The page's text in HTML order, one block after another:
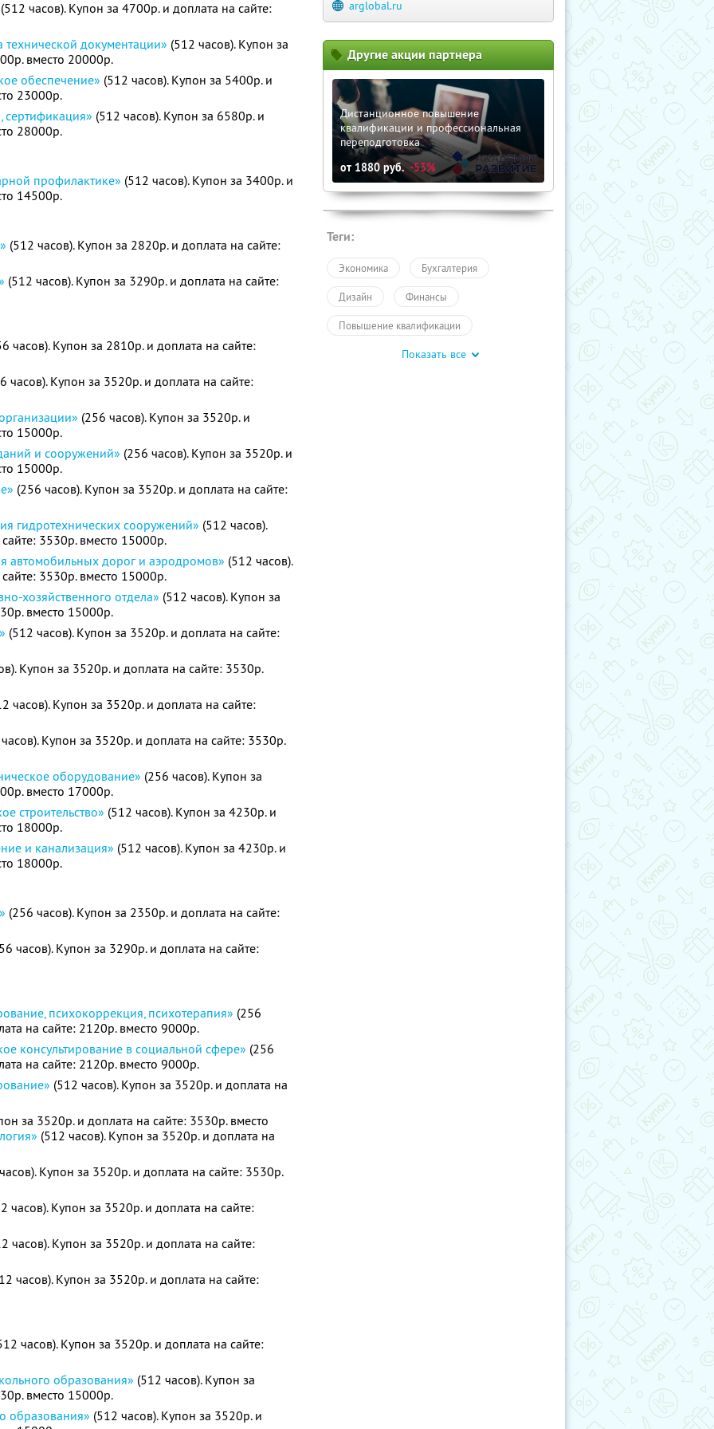
часов). Купон за 4700р. и доплата на сайте:
технической документации» (512 часов). Купон за
вместо 20000р.
обеспечение» (512 часов). Купон за 5400р. и
23000р.
сертификация» (512 часов). Купон за 6580р. и
28000р.
профилактике» (512 часов). Купон за 3400р. и
14500р.
(512 часов). Купон за 2820р. и доплата на сайте:
(512 часов). Купон за 3290р. и доплата на сайте:
часов). Купон за 2810р. и доплата на сайте:
часов). Купон за 3520р. и доплата на сайте:
(256 часов). Купон за 3520р. и
15000р.
и сооружений» (256 часов). Купон за 3520р. и
15000р.
(256 часов). Купон за 3520р. и доплата на сайте:
гидротехнических сооружений» (512 часов).
3530р. вместо 15000р.
автомобильных дорог и аэродромов» (512 часов).
3530р. вместо 15000р.
хозяйственного отдела» (512 часов). Купон за
вместо 15000р.
(512 часов). Купон за 3520р. и доплата на сайте:
Купон за 3520р. и доплата на сайте: 3530р.
часов). Купон за 3520р. и доплата на сайте:
Купон за 3520р. и доплата на сайте: 3530р.
оборудование» (256 часов). Купон за
вместо 17000р.
строительство» (512 часов). Купон за 4230р. и
18000р.
и канализация» (512 часов). Купон за 4230р. и
18000р.
(256 часов). Купон за 2350р. и доплата на сайте:
часов). Купон за 3290р. и доплата на сайте:
психокоррекция, психотерапия» (256
на сайте: 2120р. вместо 9000р.
консультирование в социальной сфере» (256
на сайте: 2120р. вместо 9000р.
(512 часов). Купон за 3520р. и доплата на
за 3520р. и доплата на сайте: 3530р. вместо
(512 часов). Купон за 3520р. и доплата на
Купон за 3520р. и доплата на сайте: 3530р.
часов). Купон за 3520р. и доплата на сайте:
часов). Купон за 3520р. и доплата на сайте:
часов). Купон за 3520р. и доплата на сайте:
часов). Купон за 3520р. и доплата на сайте:
образования» (512 часов). Купон за
вместо 15000р.
образования» (512 часов). Купон за 3520р. и
arglobal.ru
Другие акции партнера
Дистанционное повышение
квалификации и профессиональная
переподготовка
от 1880руб. -53%
Теги:
Экономика Бухгалтерия
Дизайн Финансы
Повышение квалификации
Онлайн-курсы Обучение
Показать все